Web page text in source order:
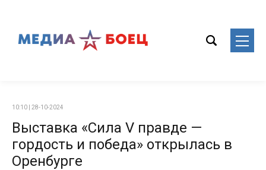
10:10 | 28-10-2024
Выставка «Сила V правде —
гордость и победа» открылась в
Оренбурге